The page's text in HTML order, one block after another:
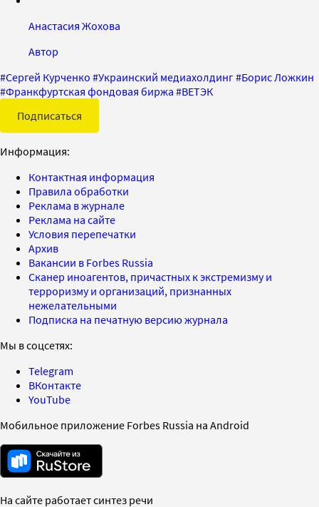
Анастасия Жохова
Автор
#Сергей Курченко #Украинский медиахолдинг#Борис Ложкин
#Франкфуртская фондовая биржа #ВЕТЭК
Подписаться
Информация:
Контактная информация
Правила обработки
Реклама в журнале
Реклама на сайте
Условия перепечатки
Архив
Вакансии в Forbes Russia
Сканер иноагентов, причастных к экстремизму и
терроризму и организаций, признанных
нежелательными
Подписка на печатную версию журнала
Мы в соцсетях:
Telegram
ВКонтакте
YouTube
Мобильное приложение Forbes Russia на Android
На сайте работает синтез речи